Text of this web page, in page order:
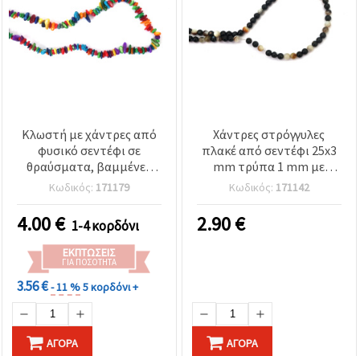
Κλωστή με χάντρες από
φυσικό σεντέφι σε
θραύσματα, βαμμένες
πολύχρωμες (ανάμικτες),
ακανόνιστες 5–10 mm,
μήκος ~85 cm
Κωδικός: 171179
4.00€ 1-4 κορδόνι
ΕΚΠΤΏΣΕΙΣ
ΓΙΑ ΠΟΣΌΤΗΤΑ
3.56 €- 11 %5 κορδόνι +
ΑΓΟΡΆ
Χάντρες στρόγγυλες
πλακέ από σεντέφι 25x3
mm τρύπα 1 mm με
σχέδιο λευκό / κόκκινο ~
16 τεμάχια περασμένα σε
σειρά/κορδόνι
Κωδικός: 171142
2.90€
ΑΓΟΡΆ